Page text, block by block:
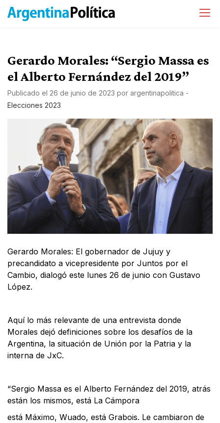
Gerardo Morales: “Sergio Massa es
el Alberto Fernández del 2019”
Publicado el 26 de junio de 2023 por argentinapolitica -
Elecciones 2023
Gerardo Morales: El gobernador de Jujuy y
precandidato a vicepresidente por Juntos por el
Cambio, dialogó este lunes 26 de junio con Gustavo
López.
Aquí lo más relevante de una entrevista donde
Morales dejó definiciones sobre los desafíos de la
Argentina, la situación de Unión por la Patria y la
interna de JxC.
“Sergio Massa es el Alberto Fernández del 2019, atrás
están los mismos, está La Cámpora
está Máximo, Wuado, está Grabois. Le cambiaron de